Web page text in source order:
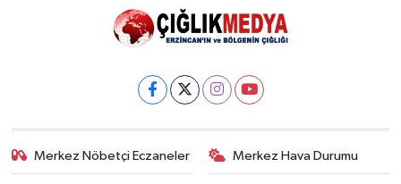
Merkez Nöbetçi Eczaneler Merkez Hava Durumu